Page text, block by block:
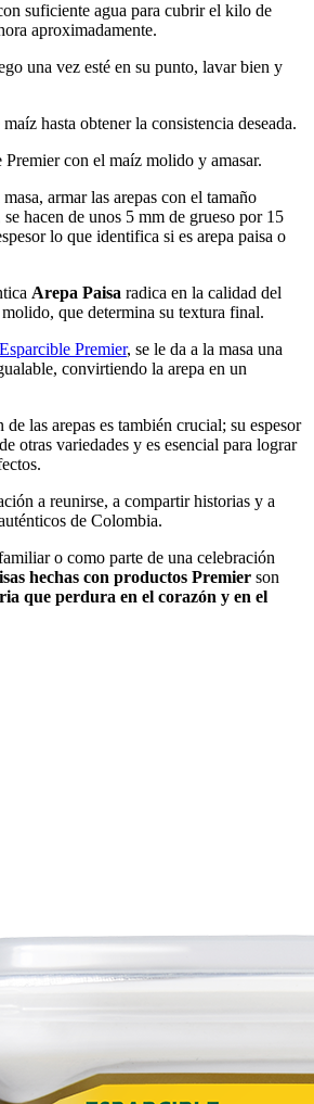
suficiente agua para cubrir el kilo de
aproximadamente.
una vez esté en su punto, lavar bien y
hasta obtener la consistencia deseada.
con el maíz molido y amasar.
armar las arepas con el tamaño
hacen de unos 5 mm de grueso por 15
lo que identifica si es arepa paisa o
Arepa Paisa radica en la calidad del
que determina su textura final.
Esparcible Premier, se le da a la masa una
convirtiendo la arepa en un
las arepas es también crucial; su espesor
otras variedades y es esencial para lograr
a reunirse, a compartir historias y a
de Colombia.
o como parte de una celebración
hechas con productos Premier son
que perdura en el corazón y en el